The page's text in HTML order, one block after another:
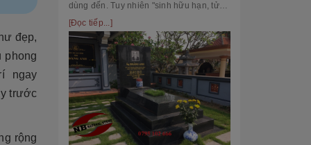
đẹp,
phong
ngay
trước
rộng
dùng đến. Tuy nhiên "sinh hữu hạn, tử
bất kỳ" việc chuẩn bị đầy đủ kiến thức về
các thủ tục, nghi lễ và xây dựng mộ
phầ...
[Đọc tiếp...]